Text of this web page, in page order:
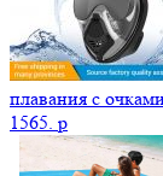
плавания с
1565. p